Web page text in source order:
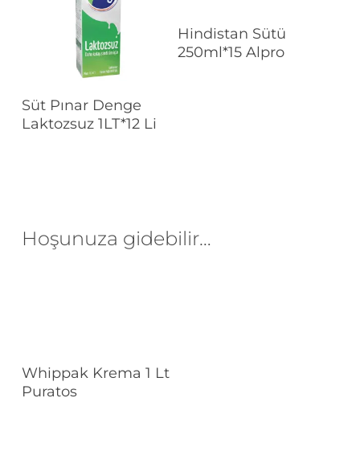
Devamını Oku
Süt Pınar Denge
Laktozsuz 1LT*12 Li
Devamını Oku
Hindistan Sütü
250ml*15 Alpro
Hoşunuza gidebilir…
Devamını Oku
Whippak Krema 1 Lt
Puratos